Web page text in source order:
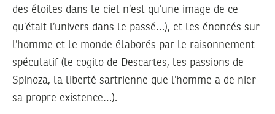
des étoiles dans le ciel n’est qu’une image de ce
qu’était l’univers dans le passé…), et les énoncés sur
l’homme et le monde élaborés par le raisonnement
spéculatif (le cogito de Descartes, les passions de
Spinoza, la liberté sartrienne que l’homme a de nier
sa propre existence…).